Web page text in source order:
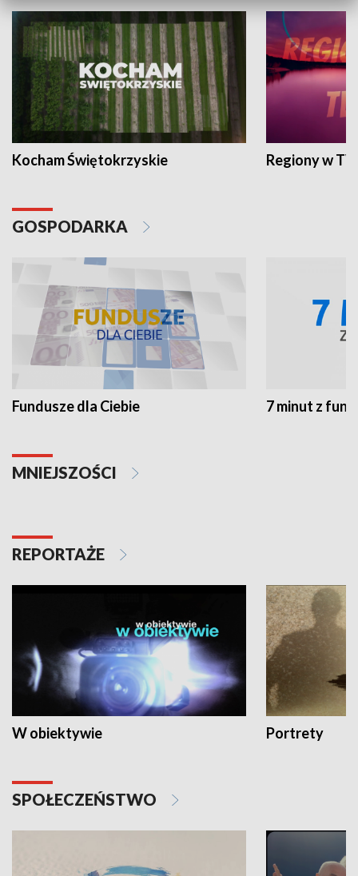
Kocham Świętokrzyskie Regiony w
GOSPODARKA
Fundusze dla Ciebie 7 minut z
MNIEJSZOŚCI
REPORTAŻE
W obiektywie Portrety
SPOŁECZEŃSTWO